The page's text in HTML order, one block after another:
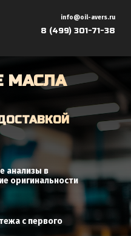
info@oil-avers.ru
8 (499) 301-71-38
МАСЛА
анализы в
оригинальности
с первого